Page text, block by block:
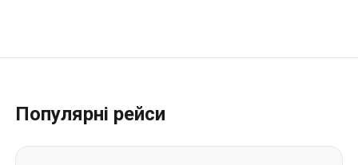
Популярні рейси